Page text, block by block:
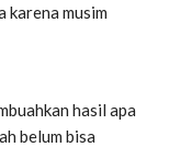
karena musim
hasil apa
belum bisa